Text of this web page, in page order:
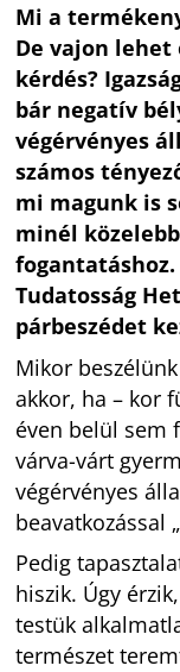
Mi a
De vajon
kérdés?
bár negatív
végérvényes
számos
mi magunk is
minél
fogantatáshoz.
Tudatosság
párbeszédet
Mikor
akkor, ha – kor
éven belül sem
várva-várt
végérvényes
beavatkozással
Pedig
hiszik. Úgy
testük
természet